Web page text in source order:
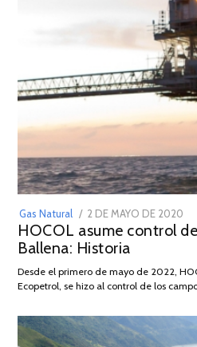
Gas Natural
POSTED
ON
2 DE MAYO DE 2020
DE
HOCOL asume control
Ballena: Historia
Desde el primero de mayo de 2022,
Ecopetrol, se hizo al control de los